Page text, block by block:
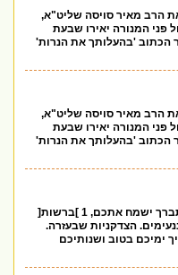
הרב מאיר סויסה שליט"א,
פני המנורה יאירו שבעת
הכתוב 'בהעלותך את הנרות'
הרב מאיר סויסה שליט"א,
פני המנורה יאירו שבעת
הכתוב 'בהעלותך את הנרות'
יישר כח רבותי הצדיקים והאהובים, ה' יתברך ישמח אתכם, 1 ]ברשות[
הצדקניות שבעזרה.
ימיכם בטוב ושנותיכם